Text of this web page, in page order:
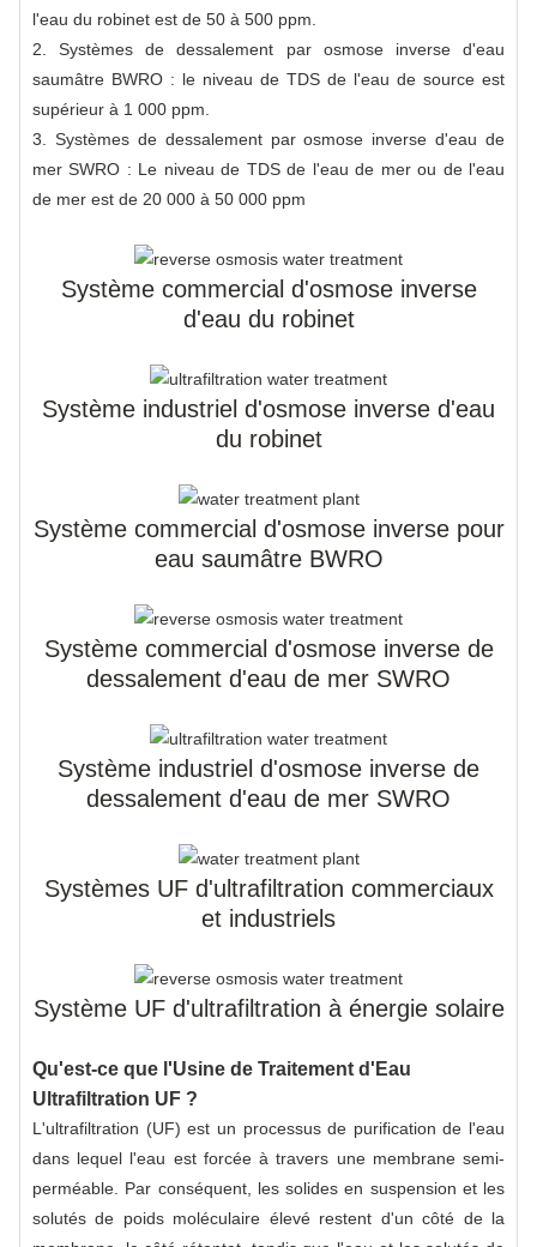
l'eau du robinet est de 50 à 500 ppm.
2. Systèmes de dessalement par osmose inverse d'eau
saumâtre BWRO : le niveau de TDS de l'eau de source est
supérieur à 1 000 ppm.
3. Systèmes de dessalement par osmose inverse d'eau de
mer SWRO : Le niveau de TDS de l'eau de mer ou de l'eau
de mer est de 20 000 à 50 000 ppm
Système commercial d'osmose inverse
d'eau du robinet
Système industriel d'osmose inverse d'eau
du robinet
Système commercial d'osmose inverse pour
eau saumâtre BWRO
Système commercial d'osmose inverse de
dessalement d'eau de mer SWRO
Système industriel d'osmose inverse de
dessalement d'eau de mer SWRO
Systèmes UF d'ultrafiltration commerciaux
et industriels
Système UF d'ultrafiltration à énergie solaire
Qu'est-ce que l'Usine de Traitement d'Eau
Ultrafiltration UF ?
L'ultrafiltration (UF) est un processus de purification de l'eau
dans lequel l'eau est forcée à travers une membrane semi-
perméable. Par conséquent, les solides en suspension et les
solutés de poids moléculaire élevé restent d'un côté de la